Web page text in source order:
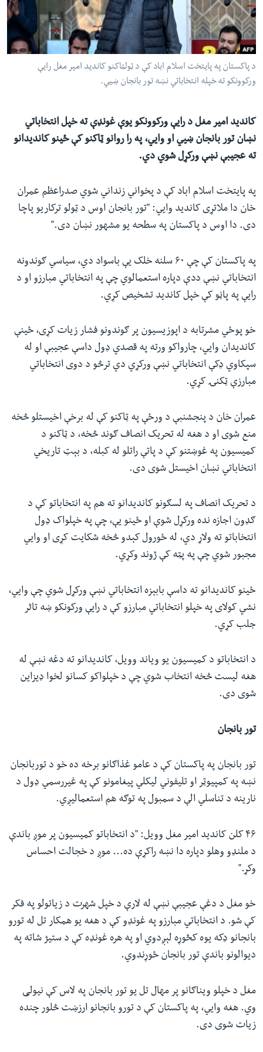
شئ
لټون
ځای
لاړ
له مونږ سره په تماس کې پاتې شئ
ژبې
د پاکستان په پایتخت اسلام اباد کې د ټولټاکنو کاندید امیر مغل رایې
ورکوونکو ته خپله انتخاباتي نښه تور بانجان ښيي.
کاندید امیر مغل د رایې ورکوونکو یوې غونډې ته خپل انتخاباتي
نښان تور بانجان ښيي او وايي، په را روانو ټاکنو کې ځینو کاندیدانو
ته عجیبې نښې ورکړل شوي دي.
په پایتخت اسلام اباد کې د پخواني زنداني شوي صدراعظم عمران
خان دا ملاتړی کاندید وايي: "تور بانجان اوس د ټولو ترکاریو پاچا
دی. دا اوس د پاکستان په سطحه یو مشهور نښان دی."
په پاکستان کې چې ۶۰ سلنه خلک یې باسواد دي، سیاسي ګوندونه
انتخاباتي نښې ددې دپاره استعمالوي چې په انتخاباتي مبارزو او د
رایې په پاڼو کې خپل کاندید تشخیص کړي.
خو پوځي مشرتابه د اپوزیسیون پر ګوندونو فشار زیات کړی، ځینې
کاندیدان وايي، چارواکو ورته په قصدي ډول داسې عجیبې او له
سپکاوي ډکې انتخاباتي نښې ورکړي دي ترڅو د دوی انتخاباتي
مبارزې ټکنۍ کړي.
عمران خان د پنجشنبې د ورځې په ټاکنو کې له برخې اخیستلو څخه
منع شوی او د هغه له تحریک انصاف ګوند څخه، د ټاکنو د
کمیسیون په غوښتنو کې د پاتې راتلو له کبله، د بېټ تاریخي
انتخاباتي نښان اخیستل شوی دی.
د تحریک انصاف په لسګونو کاندیدانو ته هم په انتخاباتو کې د
ګډون اجازه نده ورکړل شوې او ځینو یې، چې په خپلواک ډول
انتخاباتو ته ولاړ دي، له ځورول کېدو څخه شکایت کړی او وايي
مجبور شوي چې په پټه کې ژوند وکړي.
ځینو کاندیدانو ته داسې بابېزه انتخاباتي نښې ورکړل شوي چې وايي،
نشي کولای په خپلو انتخاباتي مبارزو کې د رایې ورکونکو ښه تاثر
جلب کړي.
د انتخاباتو د کمیسیون یو ویاند وویل، کاندیدانو ته دغه نښې له
هغه لیست څخه انتخاب شوي چې د خپلواکو کسانو لخوا ډیزاین
شوی دی.
تور بانجان
تور بانجان په پاکستان کې د عامو غذاګانو برخه ده خو د توربانجان
نښه په کمپیوټر او تلیفوني لیکلي پیغامونو کې په غیررسمي ډول د
نارینه د تناسلي الې د سمبول په توګه هم استعمالیږي.
۴۶ کلن کاندید امیر مغل وویل: "د انتخاباتو کمیسیون پر موږ باندې
د ملنډو وهلو دپاره دا نښه راکړې ده... موږ د خجالت احساس
وکړ."
خو مغل د دغې عجیبې نښې له لارې د خپل شهرت د زیاتولو په فکر
کې شو. د انتخاباتي مبارزو په غونډو کې د هغه یو همکار تل له تورو
بانجانو ډکه یوه کڅوړه لېږدوي او په هره غونډه کې د ستیژ شاته په
دیوالونو باندې تور بانجان ځوړندوي.
مغل د خپلو ویناګانو پر مهال تل یو تور بانجان په لاس کې نیولی
وي. هغه وايي، په پاکستان کې د تورو بانجانو ارزښت څلور چنده
زیات شوی دی.